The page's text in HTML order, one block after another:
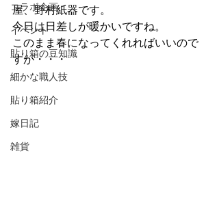
コラボ企画
イベント
貼り箱の豆知識
細かな職人技
貼り箱紹介
嫁日記
雑貨
屋、野村紙器です。
今日は日差しが暖かいですね。
このまま春になってくれればいいので
すが・・・